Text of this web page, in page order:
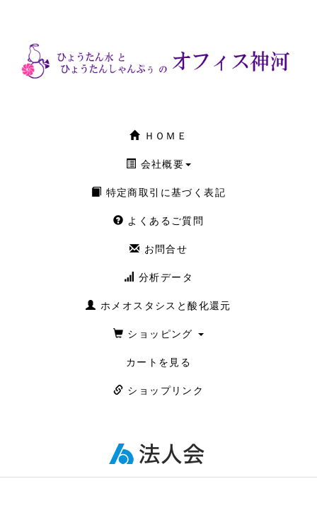
ＨＯＭＥ
会社概要
特定商取引に基づく表記
よくあるご質問
お問合せ
分析データ
ホメオスタシスと酸化還元
ショッピング
カートを見る
ショップリンク